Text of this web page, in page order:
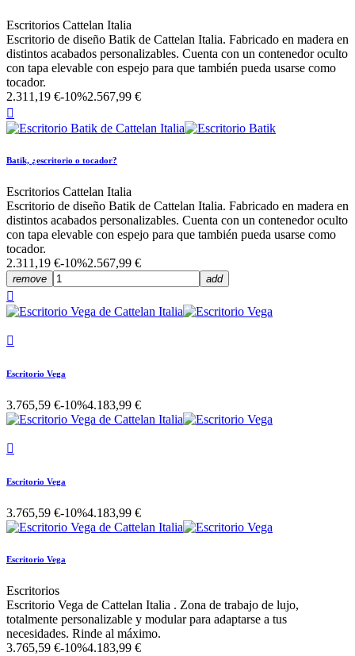
Escritorios Cattelan Italia
Escritorio de diseño Batik de Cattelan Italia. Fabricado en madera en
distintos acabados personalizables. Cuenta con un contenedor oculto
con tapa elevable con espejo para que también pueda usarse como
tocador.
2.311,19 €-10%2.567,99 €

Batik, ¿escritorio o tocador?
Escritorios Cattelan Italia
Escritorio de diseño Batik de Cattelan Italia. Fabricado en madera en
distintos acabados personalizables. Cuenta con un contenedor oculto
con tapa elevable con espejo para que también pueda usarse como
tocador.
2.311,19 €-10%2.567,99 €
remove add


Escritorio Vega
3.765,59 €-10%4.183,99 €

Escritorio Vega
3.765,59 €-10%4.183,99 €
Escritorio Vega
Escritorios
Escritorio Vega de Cattelan Italia . Zona de trabajo de lujo,
totalmente personalizable y modular para adaptarse a tus
necesidades. Rinde al máximo.
3.765,59 €-10%4.183,99 €